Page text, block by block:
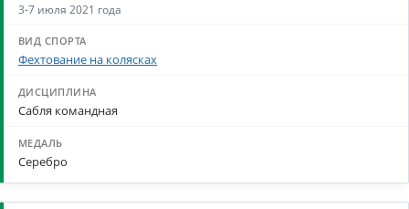
3-7 июля 2021 года
Фехтование на колясках
Сабля командная
Серебро